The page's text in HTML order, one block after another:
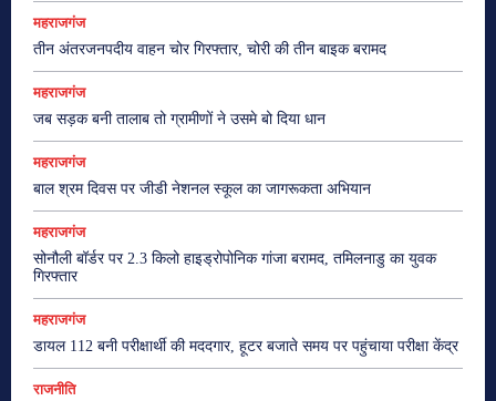
महराजगंज
तीन अंतरजनपदीय वाहन चोर गिरफ्तार, चोरी की तीन बाइक बरामद
महराजगंज
जब सड़क बनी तालाब तो ग्रामीणों ने उसमे बो दिया धान
महराजगंज
बाल श्रम दिवस पर जीडी नेशनल स्कूल का जागरूकता अभियान
महराजगंज
सोनौली बॉर्डर पर 2.3 किलो हाइड्रोपोनिक गांजा बरामद, तमिलनाडु का युवक
गिरफ्तार
महराजगंज
डायल 112 बनी परीक्षार्थी की मददगार, हूटर बजाते समय पर पहुंचाया परीक्षा केंद्र
राजनीति